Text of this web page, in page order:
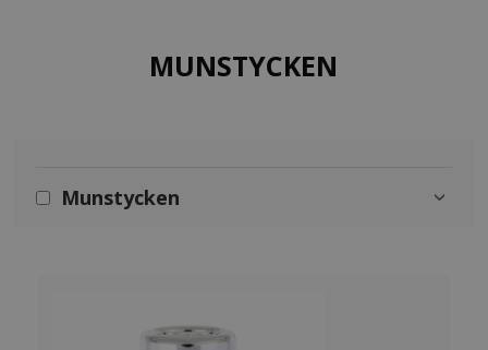
MUNSTYCKEN
Munstycken ›